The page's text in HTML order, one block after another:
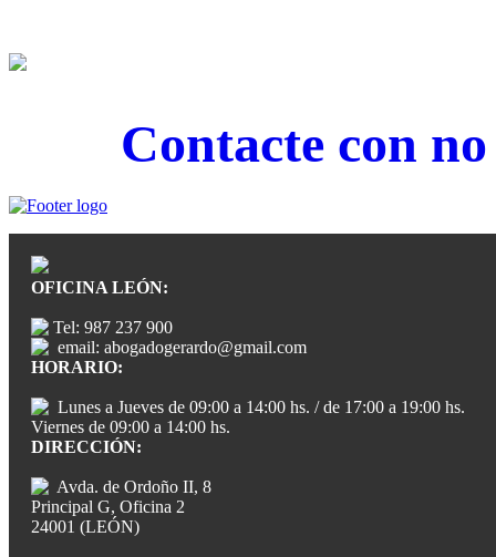
Contacte con
OFICINA LEÓN:
Tel: 987 237 900
email: abogadogerardo@gmail.com
HORARIO:
Lunes a Jueves de 09:00 a 14:00 hs. / de 17:00 a 19:00 hs.
Viernes de 09:00 a 14:00 hs.
DIRECCIÓN:
Avda. de Ordoño II, 8
Principal G, Oficina 2
24001 (LEÓN)